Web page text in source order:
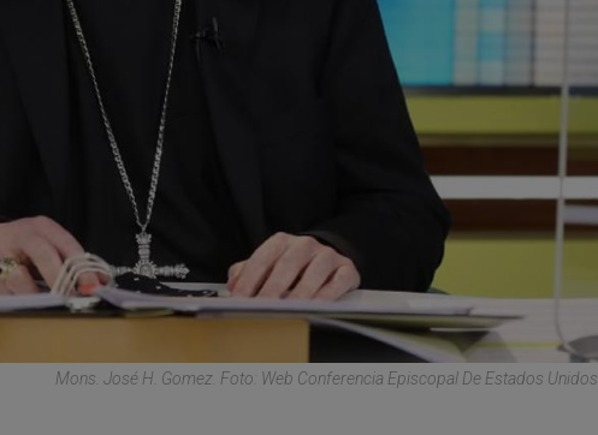
Mons. José H. Gomez. Foto: Web Conferencia Episcopal De Estados Unidos.